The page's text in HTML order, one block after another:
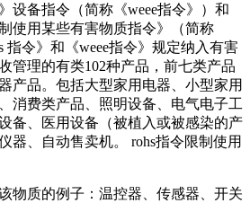
设备指令（简称《weee指令》）和
使用某些有害物质指令》（简称
指令》和《weee指令》规定纳入有害
管理的有类102种产品，前七类产品
产品。包括大型家用电器、小型家用
消费类产品、照明设备、电气电子工
备、医用设备（被植入或被感染的产
器、自动售卖机。 rohs指令限制使用
质的例子：温控器、传感器、开关